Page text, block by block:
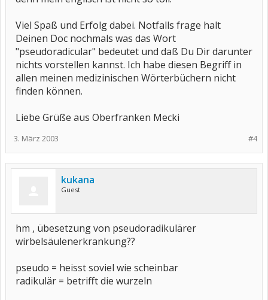
Viel Spaß und Erfolg dabei. Notfalls frage halt
Deinen Doc nochmals was das Wort
"pseudoradicular" bedeutet und daß Du Dir darunter
nichts vorstellen kannst. Ich habe diesen Begriff in
allen meinen medizinischen Wörterbüchern nicht
finden können.
Liebe Grüße aus Oberfranken Mecki
#4
3. März 2003
kukana
Guest
hm , übesetzung von pseudoradikulärer
wirbelsäulenerkrankung??
pseudo = heisst soviel wie scheinbar
radikulär = betrifft die wurzeln